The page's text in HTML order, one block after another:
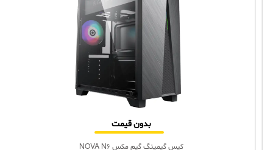
بدون قیمت
کیس گیمینگ گیم‌ مکس NOVA N6